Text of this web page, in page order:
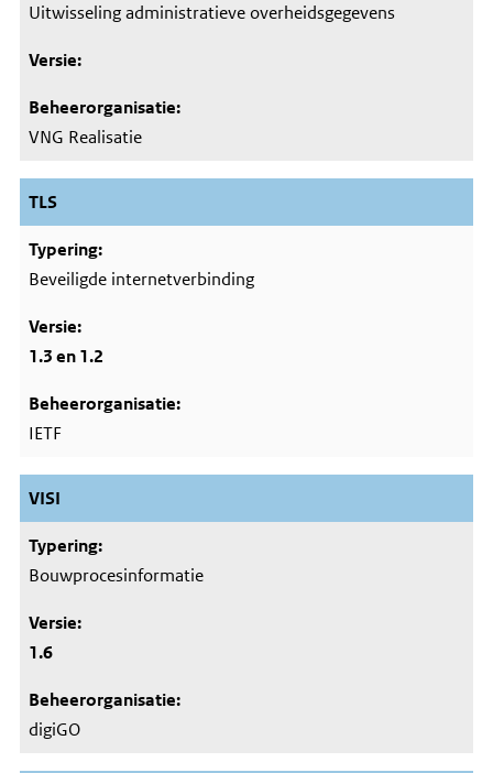
Uitwisseling administratieve overheidsgegevens
VNG Realisatie
TLS
Beveiligde internetverbinding
1.3 en 1.2
IETF
VISI
Bouwprocesinformatie
1.6
digiGO